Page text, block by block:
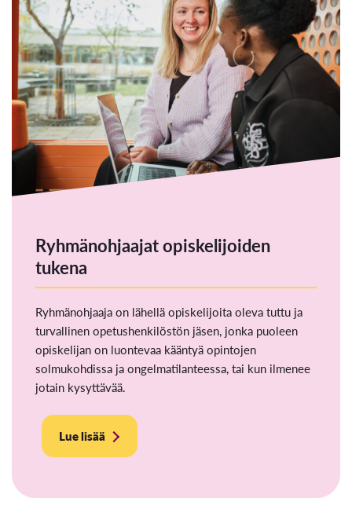
Ryhmänohjaajat opiskelijoiden
tukena
Ryhmänohjaaja on lähellä opiskelijoita oleva tuttu ja
turvallinen opetushenkilöstön jäsen, jonka puoleen
opiskelijan on luontevaa kääntyä opintojen
solmukohdissa ja ongelmatilanteessa, tai kun ilmenee
jotain kysyttävää.
Lue lisää